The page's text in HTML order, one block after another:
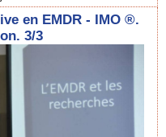
en EMDR - IMO ®.
3/3